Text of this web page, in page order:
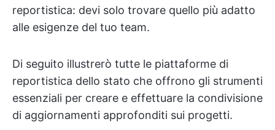
reportistica: devi solo trovare quello più adatto
alle esigenze del tuo team.
Di seguito illustrerò tutte le piattaforme di
reportistica dello stato che offrono gli strumenti
essenziali per creare e effettuare la condivisione
di aggiornamenti approfonditi sui progetti.